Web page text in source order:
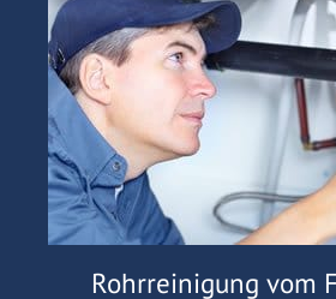
Rohrreinigung vom